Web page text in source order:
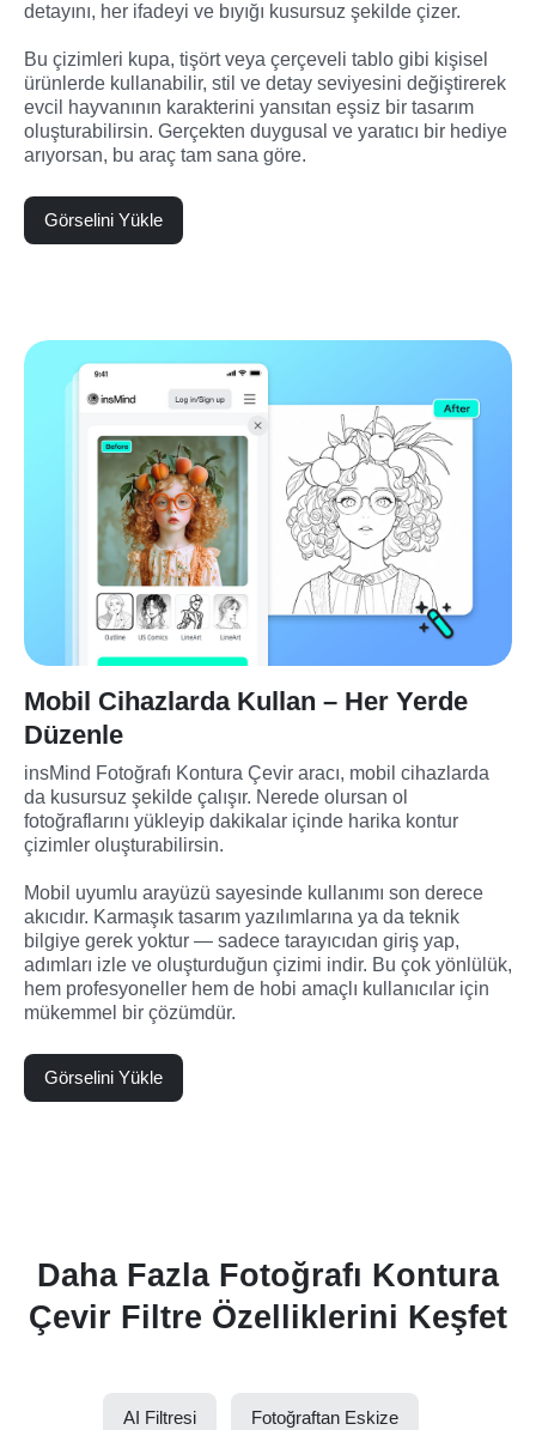
detayını, her ifadeyi ve bıyığı kusursuz şekilde çizer.
Bu çizimleri kupa, tişört veya çerçeveli tablo gibi kişisel
ürünlerde kullanabilir, stil ve detay seviyesini değiştirerek
evcil hayvanının karakterini yansıtan eşsiz bir tasarım
oluşturabilirsin. Gerçekten duygusal ve yaratıcı bir hediye
arıyorsan, bu araç tam sana göre.
Görselini Yükle
Mobil Cihazlarda Kullan – Her Yerde
Düzenle
insMind Fotoğrafı Kontura Çevir aracı, mobil cihazlarda
da kusursuz şekilde çalışır. Nerede olursan ol
fotoğraflarını yükleyip dakikalar içinde harika kontur
çizimler oluşturabilirsin.
Mobil uyumlu arayüzü sayesinde kullanımı son derece
akıcıdır. Karmaşık tasarım yazılımlarına ya da teknik
bilgiye gerek yoktur — sadece tarayıcıdan giriş yap,
adımları izle ve oluşturduğun çizimi indir. Bu çok yönlülük,
hem profesyoneller hem de hobi amaçlı kullanıcılar için
mükemmel bir çözümdür.
Görselini Yükle
Daha Fazla Fotoğrafı Kontura
Çevir Filtre Özelliklerini Keşfet
AI Filtresi Fotoğraftan Eskize